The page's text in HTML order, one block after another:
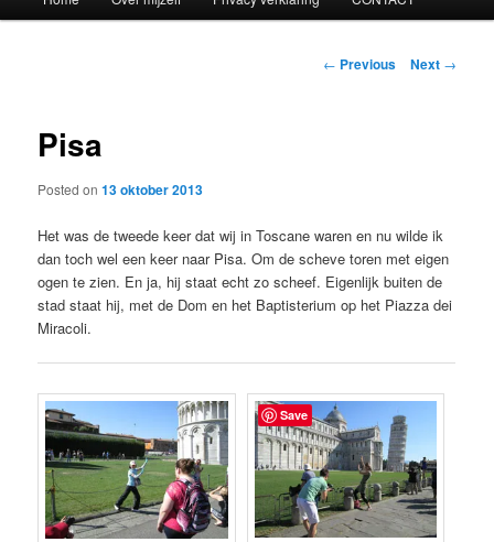
content
Post
← Previous Next →
Pisa
Posted on13 oktober 2013
Het was de tweede keer dat wij in Toscane waren en nu wilde ik
dan toch wel een keer naar Pisa. Om de scheve toren met eigen
ogen te zien. En ja, hij staat echt zo scheef. Eigenlijk buiten de
stad staat hij, met de Dom en het Baptisterium op het Piazza dei
Miracoli.
Save